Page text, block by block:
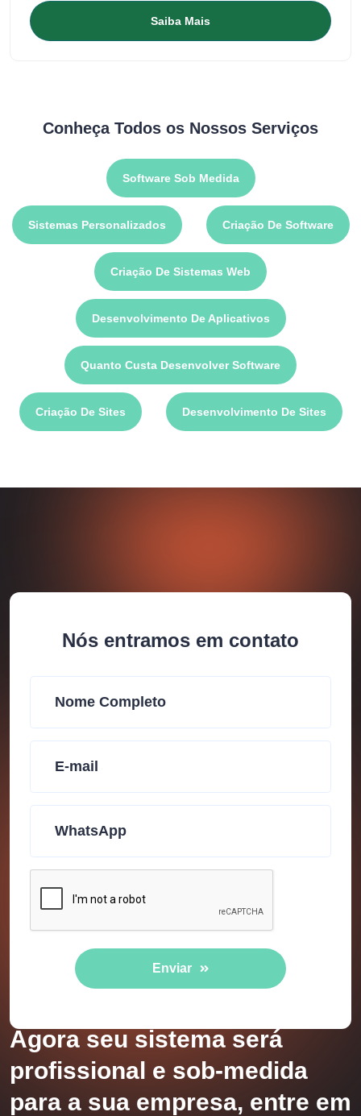
Saiba Mais
Conheça Todos os Nossos Serviços
Software Sob Medida
Sistemas Personalizados Criação De Software
Criação De Sistemas Web
Desenvolvimento De Aplicativos
Quanto Custa Desenvolver Software
Criação De Sites Desenvolvimento De Sites
Nós entramos em contato
Enviar
Agora seu sistema será
profissional e sob-medida
para a sua empresa, entre em